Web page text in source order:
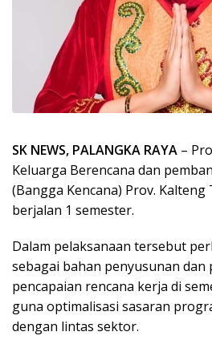
SK NEWS, PALANGKA RAYA –
Keluarga Berencana dan
(Bangga Kencana) Prov.
berjalan 1 semester.
Dalam pelaksanaan tersebut
sebagai bahan penyusunan dan
pencapaian rencana kerja di
guna optimalisasi sasaran
dengan lintas sektor.